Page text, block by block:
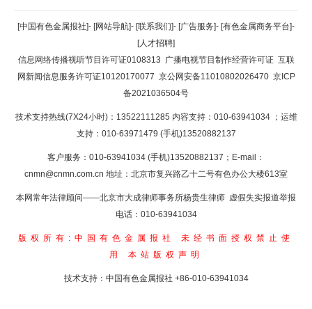
[中国有色金属报社]- [网站导航]- [联系我们]- [广告服务]- [有色金属商务平台]-
[人才招聘]
信息网络传播视听节目许可证0108313 广播电视节目制作经营许可证 互联
网新闻信息服务许可证10120170077 京公网安备11010802026470 京ICP
备2021036504号
技术支持热线(7X24小时)：13522111285 内容支持：010-63941034 ；运维
支持：010-63971479 (手机)13520882137
客户服务：010-63941034 (手机)13520882137；E-mail：
cnmn@cnmn.com.cn 地址：北京市复兴路乙十二号有色办公大楼613室
本网常年法律顾问——北京市大成律师事务所杨贵生律师 虚假失实报道举报
电话：010-63941034
版权所有:中国有色金属报社
未经书面授权禁止使
用 本站版权声明
技术支持：中国有色金属报社 +86-010-63941034